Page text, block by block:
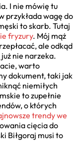
I nie mówię tu
przykłada wagę do
to skarb. Tutaj
fryzury. Mój mąż
ale odkąd
nie narzeka.
warto
dokument, taki jak
niemiłych
to zupełnie
o których
trendy we
cięcia do
Biłgoraj musi to